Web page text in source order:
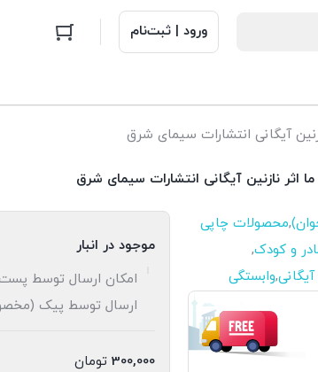
ورود | ثبت‌نام
آیگانی انتشارات سیمای شرق
نازنین آیگانی انتشارات سیمای شرق
,محصولات چاپی
و کودک,
آیگانی,وابستگی
موجود در انبار
امکان ارسال توسط پست
ارسال توسط پیک
300,000 تومان